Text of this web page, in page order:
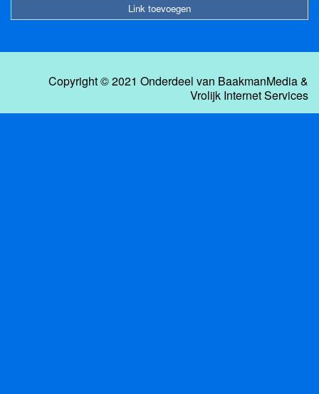
Link toevoegen
Copyright © 2021 Onderdeel van BaakmanMedia&
Vrolijk Internet Services